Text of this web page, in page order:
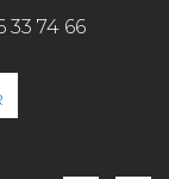
33 74 66